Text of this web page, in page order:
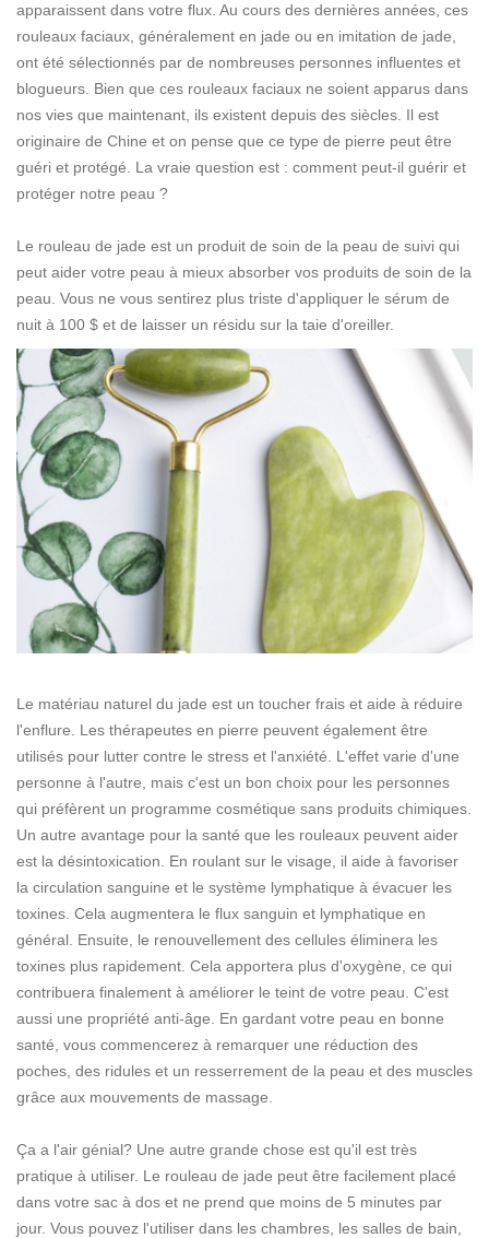
apparaissent dans votre flux. Au cours des dernières années, ces
rouleaux faciaux, généralement en jade ou en imitation de jade,
ont été sélectionnés par de nombreuses personnes influentes et
blogueurs. Bien que ces rouleaux faciaux ne soient apparus dans
nos vies que maintenant, ils existent depuis des siècles. Il est
originaire de Chine et on pense que ce type de pierre peut être
guéri et protégé. La vraie question est : comment peut-il guérir et
protéger notre peau ?
Le rouleau de jade est un produit de soin de la peau de suivi qui
peut aider votre peau à mieux absorber vos produits de soin de la
peau. Vous ne vous sentirez plus triste d'appliquer le sérum de
nuit à 100 $ et de laisser un résidu sur la taie d'oreiller.
Le matériau naturel du jade est un toucher frais et aide à réduire
l'enflure. Les thérapeutes en pierre peuvent également être
utilisés pour lutter contre le stress et l'anxiété. L'effet varie d'une
personne à l'autre, mais c'est un bon choix pour les personnes
qui préfèrent un programme cosmétique sans produits chimiques.
Un autre avantage pour la santé que les rouleaux peuvent aider
est la désintoxication. En roulant sur le visage, il aide à favoriser
la circulation sanguine et le système lymphatique à évacuer les
toxines. Cela augmentera le flux sanguin et lymphatique en
général. Ensuite, le renouvellement des cellules éliminera les
toxines plus rapidement. Cela apportera plus d'oxygène, ce qui
contribuera finalement à améliorer le teint de votre peau. C'est
aussi une propriété anti-âge. En gardant votre peau en bonne
santé, vous commencerez à remarquer une réduction des
poches, des ridules et un resserrement de la peau et des muscles
grâce aux mouvements de massage.
Ça a l'air génial? Une autre grande chose est qu'il est très
pratique à utiliser. Le rouleau de jade peut être facilement placé
dans votre sac à dos et ne prend que moins de 5 minutes par
jour. Vous pouvez l'utiliser dans les chambres, les salles de bain,